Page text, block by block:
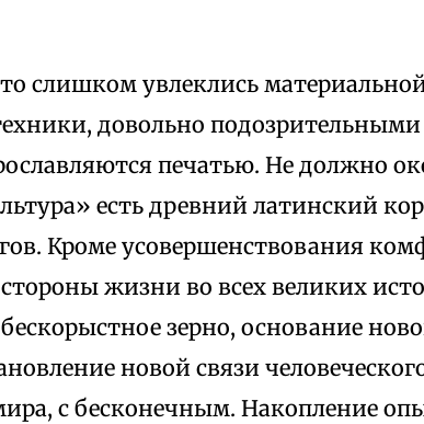
слишком увлеклись
довольно
печатью. Не должно
есть древний латинский
Кроме усовершенствования
жизни во всех великих
зерно, основание
новой связи
с бесконечным. Накопление